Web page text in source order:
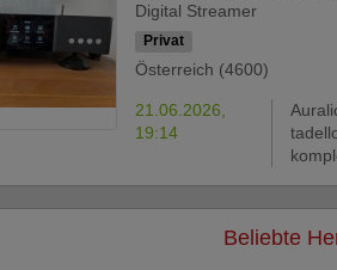
Digital Streamer
Privat
Österreich (4600)
21.06.2026,
19:14
Beliebte